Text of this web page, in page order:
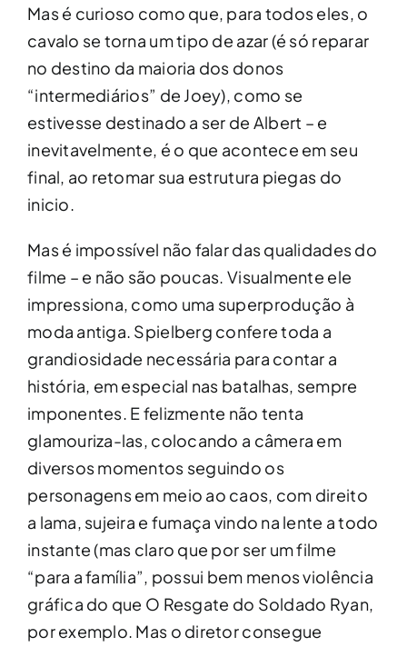
Mas é curioso como que, para todos eles, o
cavalo se torna um tipo de azar (é só reparar
no destino da maioria dos donos
“intermediários” de Joey), como se
estivesse destinado a ser de Albert – e
inevitavelmente, é o que acontece em seu
final, ao retomar sua estrutura piegas do
inicio.
Mas é impossível não falar das qualidades do
filme – e não são poucas. Visualmente ele
impressiona, como uma superprodução à
moda antiga. Spielberg confere toda a
grandiosidade necessária para contar a
história, em especial nas batalhas, sempre
imponentes. E felizmente não tenta
glamouriza-las, colocando a câmera em
diversos momentos seguindo os
personagens em meio ao caos, com direito
a lama, sujeira e fumaça vindo na lente a todo
instante (mas claro que por ser um filme
“para a família”, possui bem menos violência
gráfica do que O Resgate do Soldado Ryan,
por exemplo. Mas o diretor consegue